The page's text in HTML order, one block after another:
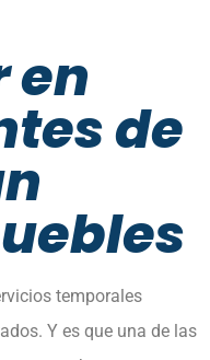
en
de
temporales
Y es que una de las